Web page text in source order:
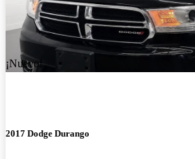
¡Nuevo!
2017 Dodge Durango